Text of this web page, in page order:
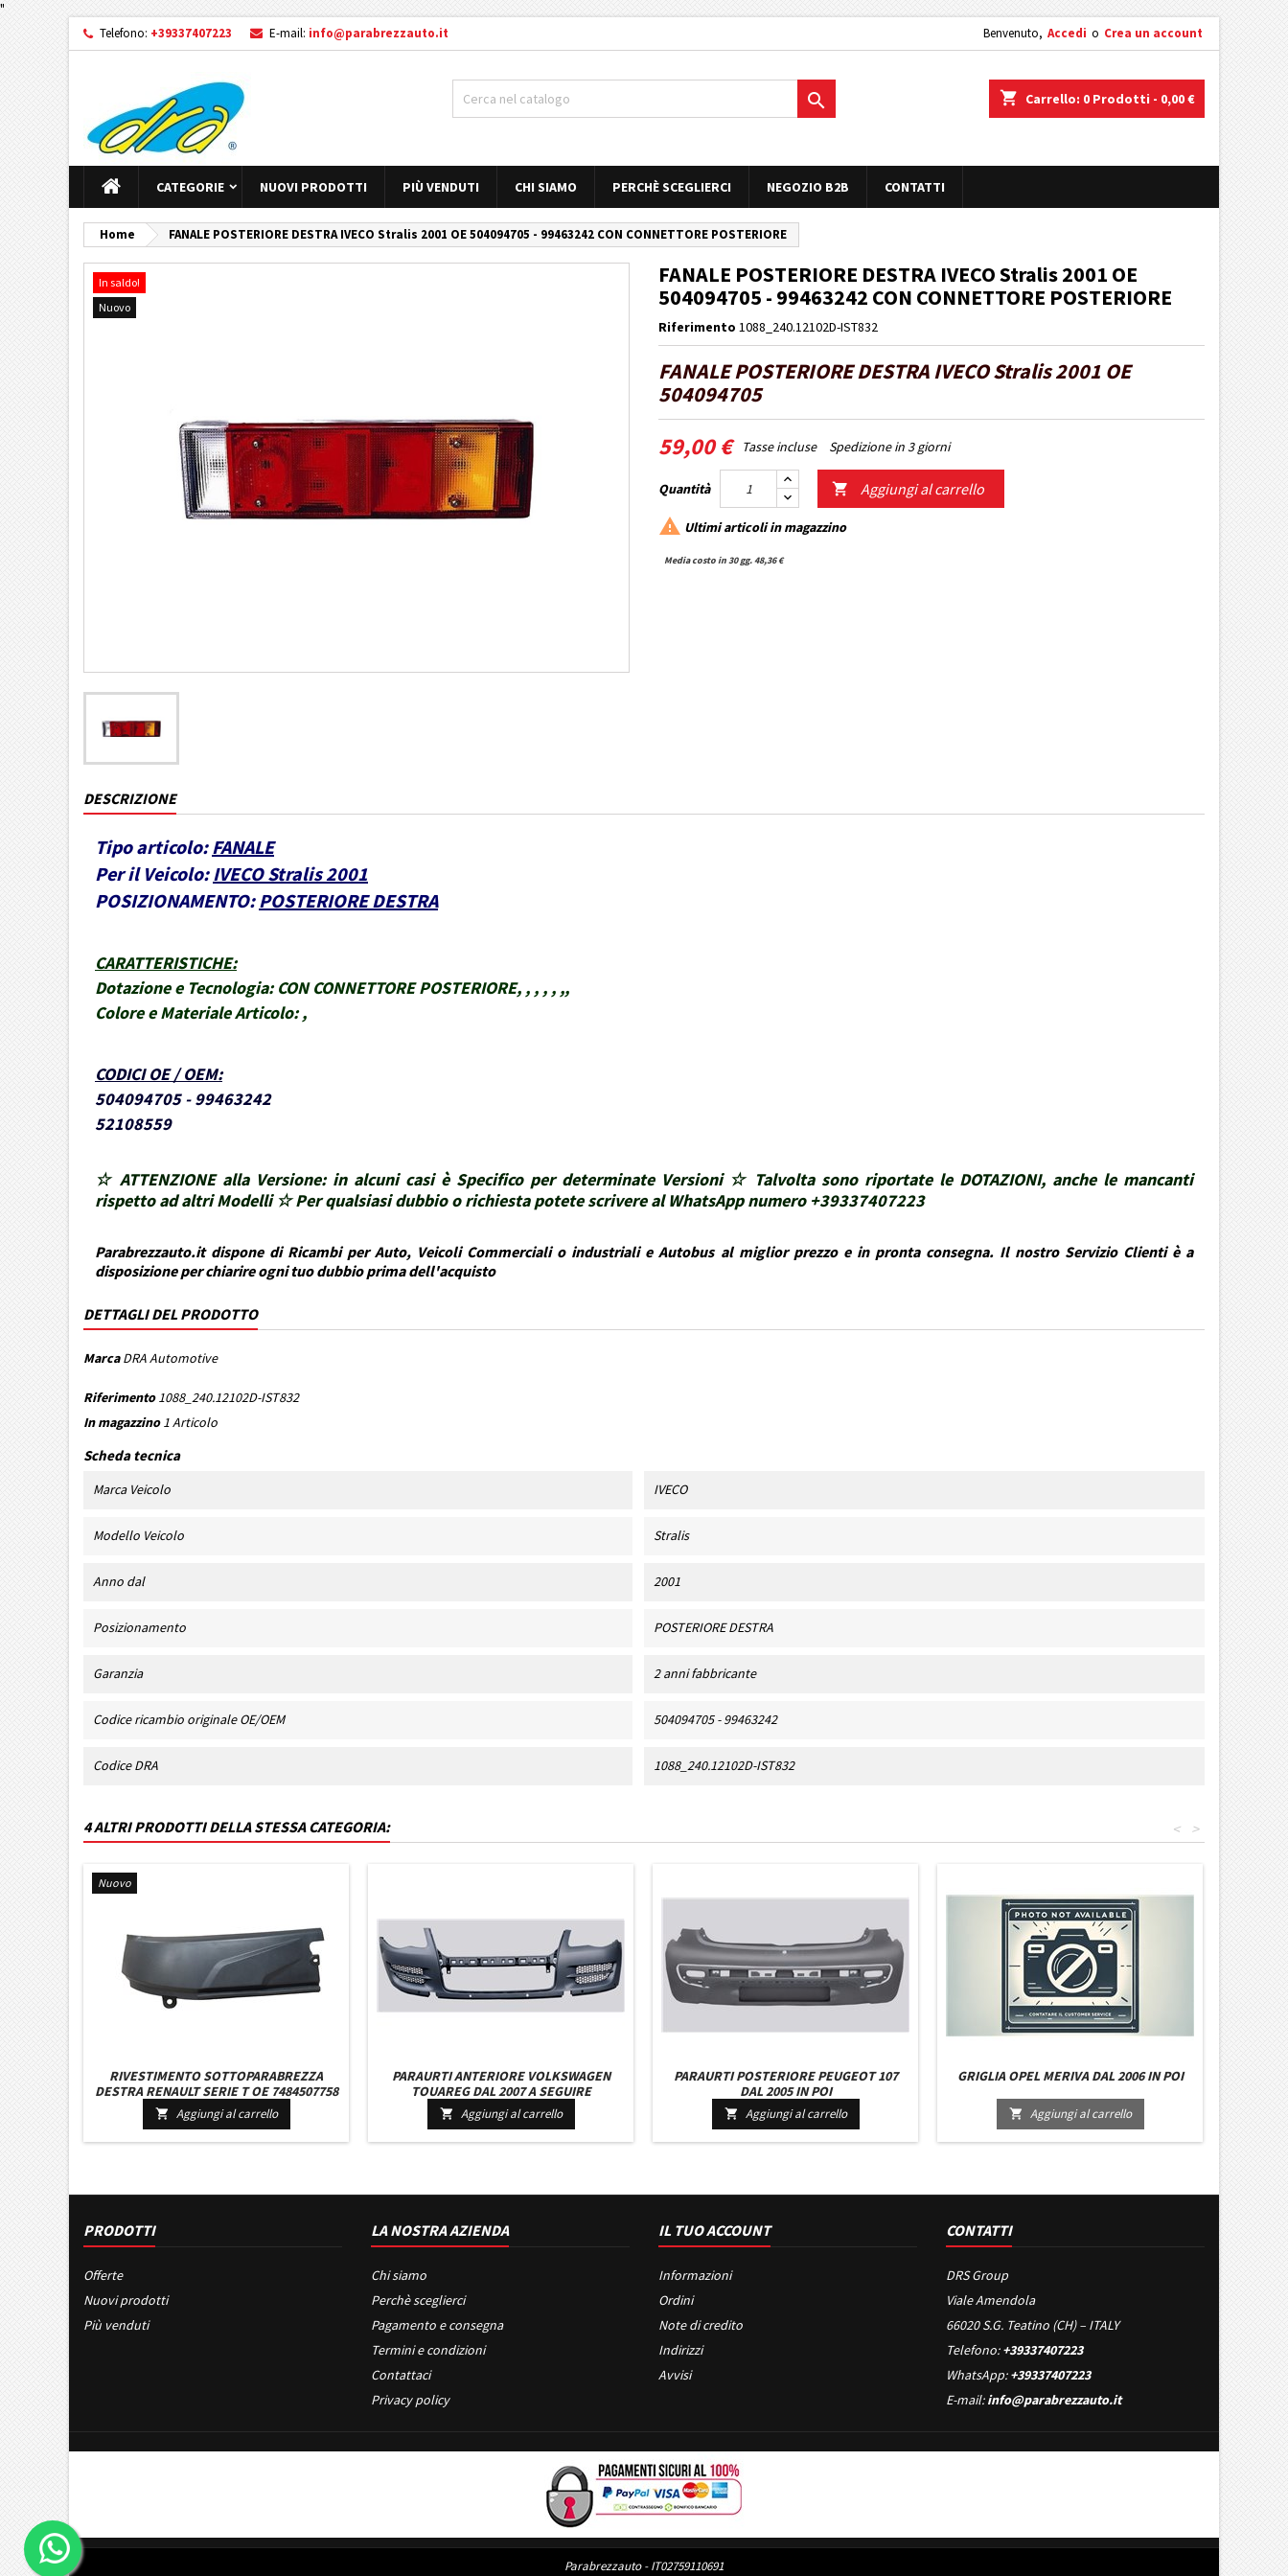
"
Telefono: +39337407223 E-mail: info@parabrezzauto.it Benvenuto, Accedi o Crea un account
shopping_cart Carrello: 0 Prodotti - 0,00 €

CATEGORIE NUOVI PRODOTTI PIÙ VENDUTI CHI SIAMO PERCHÈ SCEGLIERCI NEGOZIO B2B CONTATTI
Home FANALE POSTERIORE DESTRA IVECO Stralis 2001 OE 504094705 - 99463242 CON CONNETTORE POSTERIORE
In saldo!
Nuovo
FANALE POSTERIORE DESTRA IVECO Stralis 2001 OE
504094705 - 99463242 CON CONNETTORE POSTERIORE
Riferimento 1088_240.12102D-IST832
FANALE POSTERIORE DESTRA IVECO Stralis 2001 OE
504094705
59,00 € Tasse incluse Spedizione in 3 giorni
Quantità  Aggiungi al carrello
 Ultimi articoli in magazzino
Media costo in 30 gg. 48,36 €
DESCRIZIONE
Tipo articolo: FANALE
Per il Veicolo: IVECO Stralis 2001
POSIZIONAMENTO: POSTERIORE DESTRA
CARATTERISTICHE:
Dotazione e Tecnologia: CON CONNETTORE POSTERIORE, , , , , ,,
Colore e Materiale Articolo: ,
CODICI OE / OEM:
504094705 - 99463242
52108559
☆ ATTENZIONE alla Versione: in alcuni casi è Specifico per determinate Versioni ☆ Talvolta sono riportate le DOTAZIONI, anche le mancanti
rispetto ad altri Modelli ☆ Per qualsiasi dubbio o richiesta potete scrivere al WhatsApp numero +39337407223
Parabrezzauto.it dispone di Ricambi per Auto, Veicoli Commerciali o industriali e Autobus al miglior prezzo e in pronta consegna. Il nostro Servizio Clienti è a
disposizione per chiarire ogni tuo dubbio prima dell'acquisto
DETTAGLI DEL PRODOTTO
Marca DRA Automotive
Riferimento 1088_240.12102D-IST832
In magazzino 1 Articolo
Scheda tecnica
Marca Veicolo IVECO
Modello Veicolo Stralis
Anno dal 2001
Posizionamento POSTERIORE DESTRA
Garanzia 2 anni fabbricante
Codice ricambio originale OE/OEM 504094705 - 99463242
Codice DRA 1088_240.12102D-IST832
4 ALTRI PRODOTTI DELLA STESSA CATEGORIA: >
<
Nuovo
RIVESTIMENTO SOTTOPARABREZZA
DESTRA RENAULT SERIE T OE 7484507758
- 7478578819
 Aggiungi al carrello
PARAURTI ANTERIORE VOLKSWAGEN
TOUAREG DAL 2007 A SEGUIRE
 Aggiungi al carrello
PARAURTI POSTERIORE PEUGEOT 107
DAL 2005 IN POI
 Aggiungi al carrello
GRIGLIA OPEL MERIVA DAL 2006 IN POI
 Aggiungi al carrello
PRODOTTI
Offerte
Nuovi prodotti
Più venduti
LA NOSTRA AZIENDA
Chi siamo
Perchè sceglierci
Pagamento e consegna
Termini e condizioni
Contattaci
Privacy policy
IL TUO ACCOUNT
Informazioni
Ordini
Note di credito
Indirizzi
Avvisi
CONTATTI
DRS Group
Viale Amendola
66020 S.G. Teatino (CH) – ITALY
Telefono:+39337407223
WhatsApp:+39337407223
E-mail:info@parabrezzauto.it
Parabrezzauto - IT02759110691